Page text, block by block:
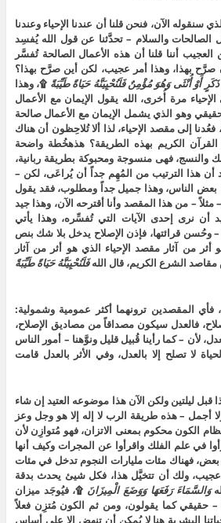
سنقوله الآن، فنحن قلنا أن عندنا الإحياء وعندنا
الصالحات والسلام – تحدَّثنا عن قول الله يُفسِد
أننا قلنا أن هذه الأعمال الصالحة تُفسَّر
صرَّح بهذا، وهذا أمر عجيب، لكن أين صرَّح بهذا؟
ذَكَرٍ أَوْ أُنْثَى وَهُوَ مُؤْمِنٌ فَلَنُحْيِيَنَّهُ حَيَاةً طَيِّبَةً ۩، وهذا
مرة أُخرى، الله يقول الإيمان مع الأعمال
وهو الذي يشمل الإيمان مع الأعمال صالحة
فعُدنا إلى مقصد الإحياء، لذا ألا تُلاحِظون أن هناك
الكريم بهذه الطريقة؟ هذهخُطة واضحة
فهى منسوجة ومحبوكة بطريقة ربانية،
أن هذا الترتيب من المُهِم جداً أن يُراعَى، لكن –
بعض الناس، وهذا جميل جداً ومطلوب، فقد يقول
– من هذا المقصد وأنا أقترحه الآن، وهذا جيد
أن نرى إحدى الآيات التي تُفسِّره، وهذا يأتي
– وحُسن قرائتها، فإذن الإصلاح يدخل بلا شك بنص
أثر من آثار مقصد الإحياء الذي هو أثر من آثار
الشرع الكريم، قال اللهفَلَنُحْيِيَنَّهُ حَيَاةً طَيِّبَةً
فأي المقصدين ترونهما أكثر عمومية وشمولية:
فالعدل سيكون مصداقاً من مصاديق الإصلاح،
لأن – كما رأينا قُبيل قليل ونوَّهنا – أمور الناس
لا تصلح إلا بالعدل، وفي الأثر بالعدل قامت
قبل ليلتين ولكن الآن هذا موضوعه العتيد إن شاء
أجمل – هذه طريقة الرب لا إله إلا هو وجل وعز
الكون محكوم بمعنى الاتزان، فهو مُتوازِن لأن
في علم الفلك واقرأوا عن المجرات وكيف أنها
فهناك مئات مليارات النجوم تدخل في مئات
عجيب، ولك أن تتخيَّل هذا، فكل شيئ يحدث بدقة
وَالسَّمَاءَ رَفَعَهَا وَوَضَعَ الْمِيزَانَ ۩، فيُوجَد ميزان
حقيقي واتزان – Balance – حقيقي كما يقولون، ومن ثم الكون مُتزِن فعلاً
البشرية هنا لا يُمكِن أن تنهض إلا على أساس